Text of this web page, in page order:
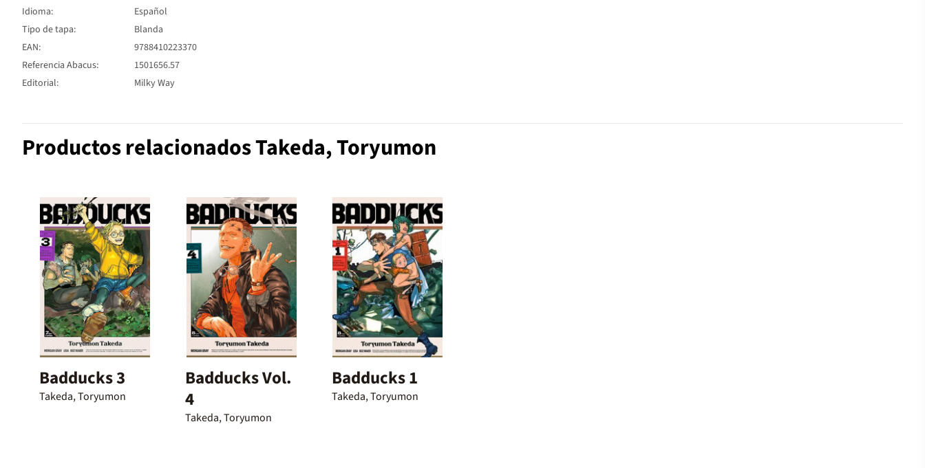
Idioma:
Español
Tipo de tapa:
Blanda
EAN:
9788410223370
Referencia Abacus:
1501656.57
Editorial:
Milky Way
Productos relacionados Takeda, Toryumon
Badducks 3
Takeda, Toryumon
Badducks Vol.
4
Takeda, Toryumon
Badducks 1
Takeda, Toryumon